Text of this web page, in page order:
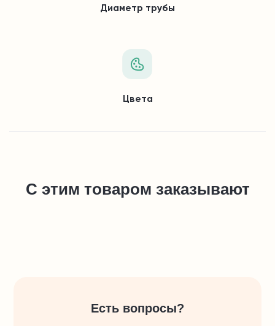
Диаметр трубы
Цвета
С этим товаром заказывают
Есть вопросы?